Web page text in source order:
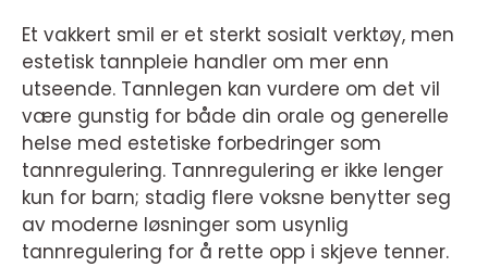
Et vakkert smil er et sterkt sosialt verktøy, men
estetisk tannpleie handler om mer enn
utseende. Tannlegen kan vurdere om det vil
være gunstig for både din orale og generelle
helse med estetiske forbedringer som
tannregulering. Tannregulering er ikke lenger
kun for barn; stadig flere voksne benytter seg
av moderne løsninger som usynlig
tannregulering for å rette opp i skjeve tenner.